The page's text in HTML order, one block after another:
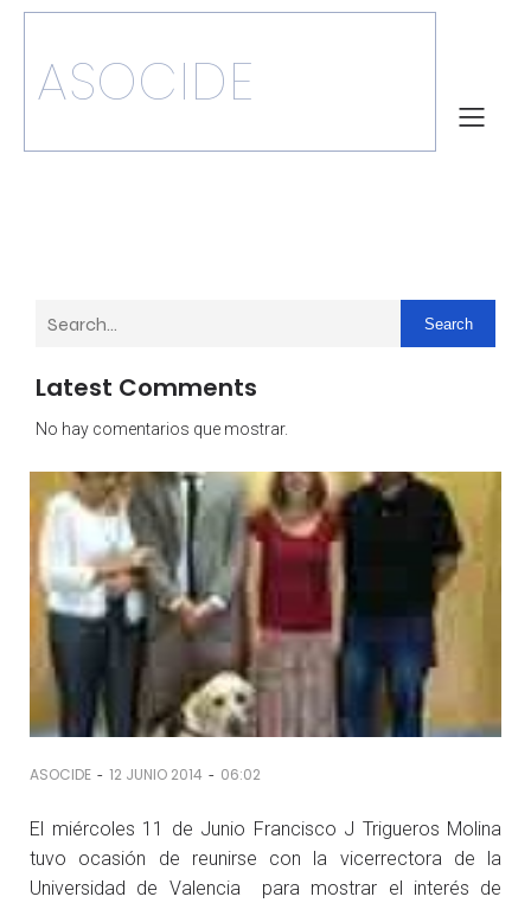
ASOCIDE
Search
Latest Comments
No hay comentarios que mostrar.
ASOCIDE - 12 JUNIO 2014 - 06:02
El miércoles 11 de Junio Francisco J Trigueros Molina
tuvo ocasión de reunirse con la vicerrectora de la
Universidad de Valencia para mostrar el interés de